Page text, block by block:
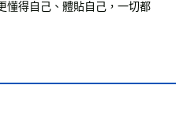
懂得自己、體貼自己，一切都